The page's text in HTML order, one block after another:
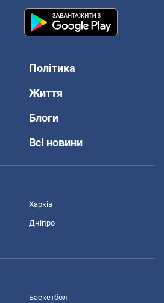
Політика
Життя
Блоги
Всі новини
Харків
Дніпро
Баскетбол